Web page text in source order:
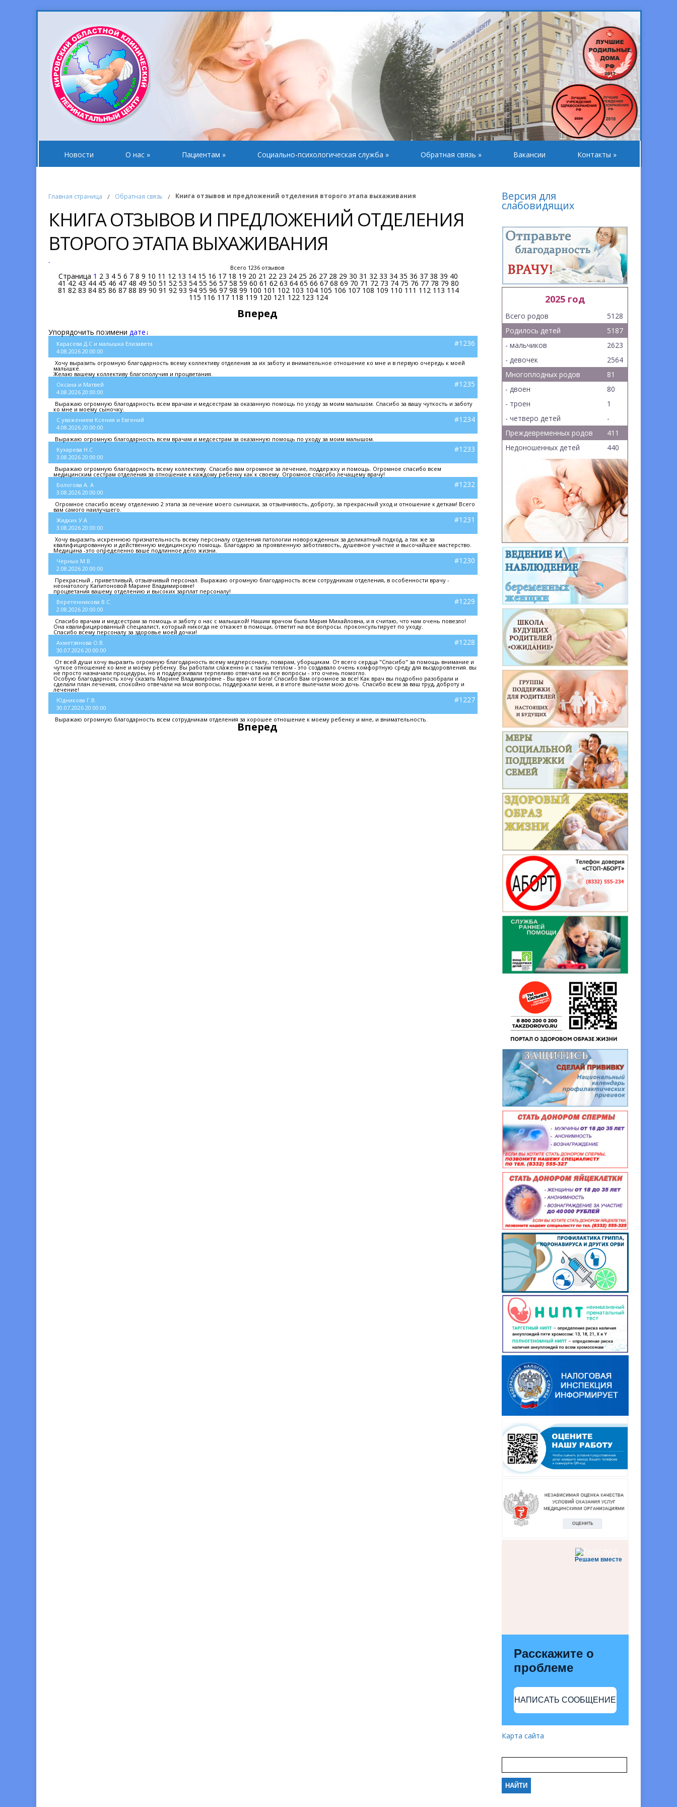
Новости О нас » Пациентам » Социально-психологическая служба » Обратная связь » Вакансии Контакты »
Главная страница / Обратная связь / Книга отзывов и предложений отделения второго этапа выхаживания
КНИГА ОТЗЫВОВ И ПРЕДЛОЖЕНИЙ ОТДЕЛЕНИЯ
ВТОРОГО ЭТАПА ВЫХАЖИВАНИЯ
-
Всего 1236 отзывов
Страница 1 2 3 4 5 6 7 8 9 10 11 12 13 14 15 16 17 18 19 20 21 22 23 24 25 26 27 28 29 30 31 32 33 34 35 36 37 38 39 40
41 42 43 44 45 46 47 48 49 50 51 52 53 54 55 56 57 58 59 60 61 62 63 64 65 66 67 68 69 70 71 72 73 74 75 76 77 78 79 80
81 82 83 84 85 86 87 88 89 90 91 92 93 94 95 96 97 98 99 100 101 102 103 104 105 106 107 108 109 110 111 112 113 114
115 116 117 118 119 120 121 122 123 124
Вперед
Упорядочить по:имени дате↓
Карасева Д.С и малышка Елизавета
4.08.2026 20:00:00
#1236
Хочу выразить огромную благодарность всему коллективу отделения за их заботу и внимательное отношение ко мне и в первую очередь к моей
малышке.
Желаю вашему коллективу благополучия и процветания.
Оксана и Матвей
4.08.2026 20:00:00
#1235
Выражаю огромную благодарность всем врачам и медсестрам за оказанную помощь по уходу за моим малышом. Спасибо за вашу чуткость и заботу
ко мне и моему сыночку.
С уважением Ксения и Евгений
4.08.2026 20:00:00
#1234
Выражаю огромную благодарность всем врачам и медсестрам за оказанную помощь по уходу за моим малышом.
Кухарева Н.С
3.08.2026 20:00:00
#1233
Выражаю огромную благодарность всему коллективу. Спасибо вам огромное за лечение, поддержку и помощь. Огромное спасибо всем
медицинским сестрам отделения за отношение к каждому ребенку как к своему. Огромное спасибо лечащему врачу!
Бологова А. А
3.08.2026 20:00:00
#1232
Огромное спасибо всему отделению 2 этапа за лечение моего сынишки, за отзывчивость, доброту, за прекрасный уход и отношение к деткам! Всего
вам самого наилучшего.
Жидких У.А
3.08.2026 20:00:00
#1231
Хочу выразить искреннюю признательность всему персоналу отделения патологии новорожденных за деликатный подход, а так же за
квалифицированную и действенную медицинскую помощь. Благодарю за проявленную заботливость, душевное участие и высочайшее мастерство.
Медицина -это определенно ваше подлинное дело жизни.
Черных М.В.
2.08.2026 20:00:00
#1230
Прекрасный , приветливый, отзывчивый персонал. Выражаю огромную благодарность всем сотрудникам отделения, в особенности врачу -
неонатологу Капитоновой Марине Владимировне!
процветания вашему отделению и высоких зарплат персоналу!
Веретенникова В.С.
2.08.2026 20:00:00
#1229
Спасибо врачам и медсестрам за помощь и заботу о нас с малышкой! Нашим врачом была Мария Михайловна, и я считаю, что нам очень повезло!
Она квалифицированный специалист, который никогда не откажет в помощи, ответит на все вопросы. проконсультирует по уходу.
Спасибо всему персоналу за здоровье моей дочки!
Ахметзянова О.В.
30.07.2026 20:00:00
#1228
От всей души хочу выразить огромную благодарность всему медперсоналу, поварам, уборщикам. От всего сердца "Спасибо" за помощь внимание и
чуткое отношение ко мне и моему ребенку. Вы работали слаженно и с таким теплом - это создавало очень комфортную среду для выздоровления. вы
не просто назначали процедуры, но и поддерживали терпеливо отвечали на все вопросы - это очень помогло.
Особую благодарность хочу сказать Марине Владимировне - Вы врач от Бога! Спасибо Вам огромное за все! Как врач вы подробно разобрали и
сделали план лечения, спокойно отвечали на мои вопросы, поддержали меня, и в итоге вылечили мою дочь. Спасибо всем за ваш труд, доброту и
лечение!
Юдникова Г.В.
30.07.2026 20:00:00
#1227
Выражаю огромную благодарность всем сотрудникам отделения за хорошее отношение к моему ребенку и мне, и внимательность.
Вперед
Версия для
слабовидящих
2025 год
Всего родов
5128
Родилось детей
5187
- мальчиков
2623
- девочек
2564
Многоплодных родов
81
- двоен
80
- троен
1
- четверо детей
-
Преждевременных родов
411
Недоношенных детей
440
Решаем вместе
Расскажите о
проблеме
НАПИСАТЬ СООБЩЕНИЕ
Карта сайта